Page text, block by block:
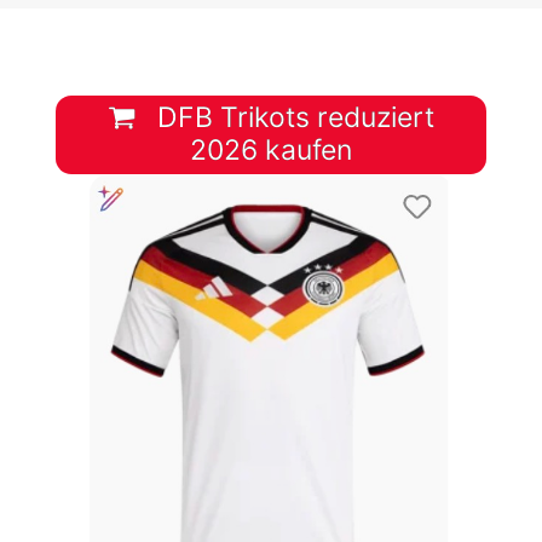
DFB Trikots reduziert
2026 kaufen